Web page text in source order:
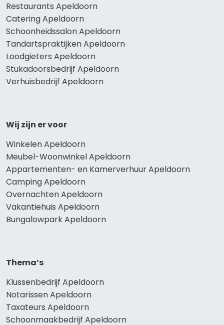
Restaurants Apeldoorn
Catering Apeldoorn
Schoonheidssalon Apeldoorn
Tandartspraktijken Apeldoorn
Loodgieters Apeldoorn
Stukadoorsbedrijf Apeldoorn
Verhuisbedrijf Apeldoorn
Wij zijn er voor
Winkelen Apeldoorn
Meubel-Woonwinkel Apeldoorn
Appartementen- en Kamerverhuur Apeldoorn
Camping Apeldoorn
Overnachten Apeldoorn
Vakantiehuis Apeldoorn
Bungalowpark Apeldoorn
Thema’s
Klussenbedrijf Apeldoorn
Notarissen Apeldoorn
Taxateurs Apeldoorn
Schoonmaakbedrijf Apeldoorn